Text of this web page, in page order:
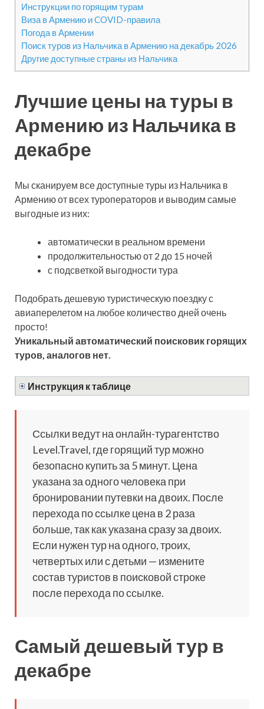
Инструкции по горящим турам
Виза в Армению и COVID-правила
Погода в Армении
Поиск туров из Нальчика в Армению на декабрь 2026
Другие доступные страны из Нальчика
Лучшие цены на туры в
Армению из Нальчика в
декабре
Мы сканируем все доступные туры из Нальчика в
Армению от всех туроператоров и выводим самые
выгодные из них:
автоматически в реальном времени
продолжительностью от 2 до 15 ночей
с подсветкой выгодности тура
Подобрать дешевую туристическую поездку с
авиаперелетом на любое количество дней очень
просто!
Уникальный автоматический поисковик горящих
туров, аналогов нет.
Инструкция к таблице
Ссылки ведут на онлайн-турагентство
Level.Travel, где горящий тур можно
безопасно купить за 5 минут. Цена
указана за одного человека при
бронировании путевки на двоих. После
перехода по ссылке цена в 2 раза
больше, так как указана сразу за двоих.
Если нужен тур на одного, троих,
четвертых или с детьми — измените
состав туристов в поисковой строке
после перехода по ссылке.
Самый дешевый тур в
декабре